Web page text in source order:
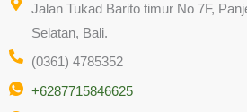
Jalan Tukad Barito timur No 7F,
Selatan, Bali.
(0361) 4785352
+6287715846625